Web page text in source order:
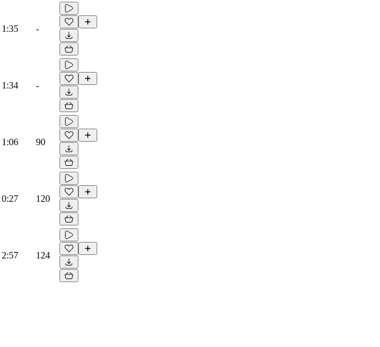
1:35 -
1:34 -
1:06 90
0:27 120
2:57 124